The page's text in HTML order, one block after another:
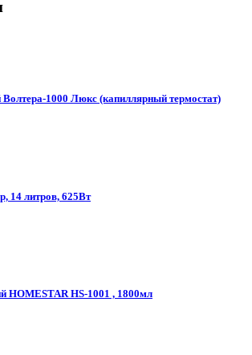
1000 Люкс (капиллярный термостат)
14 литров, 625Вт
HOMESTAR HS-1001 , 1800мл